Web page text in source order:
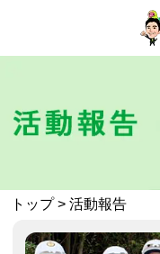
トップ> 活動報告